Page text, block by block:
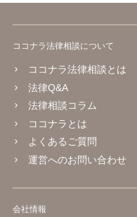
ココナラ法律相談について
ココナラ法律相談とは
法律Q&A
法律相談コラム
ココナラとは
よくあるご質問
運営へのお問い合わせ
会社情報